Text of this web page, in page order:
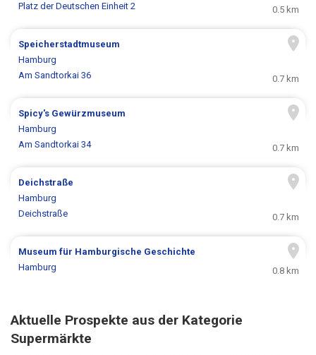
Platz der Deutschen Einheit 2
0.5 km
Speicherstadtmuseum
Hamburg
Am Sandtorkai 36
0.7 km
Spicy's Gewürzmuseum
Hamburg
Am Sandtorkai 34
0.7 km
Deichstraße
Hamburg
Deichstraße
0.7 km
Museum für Hamburgische Geschichte
Hamburg
0.8 km
Aktuelle Prospekte aus der Kategorie
Supermärkte